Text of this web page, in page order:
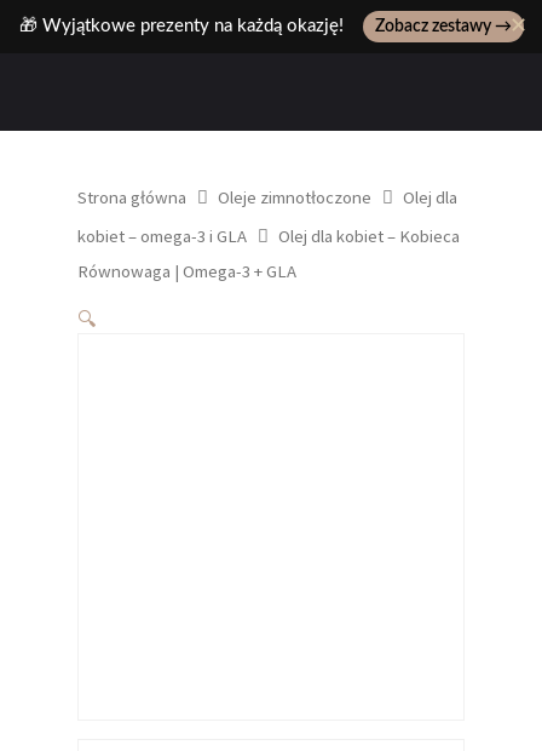
✕
🎁 Wyjątkowe prezenty na każdą okazję! Zobacz zestawy →
Strona główna Oleje zimnotłoczone
Olej dla
kobiet – omega-3 i GLA
Olej dla kobiet – Kobieca
Równowaga | Omega-3 + GLA
🔍